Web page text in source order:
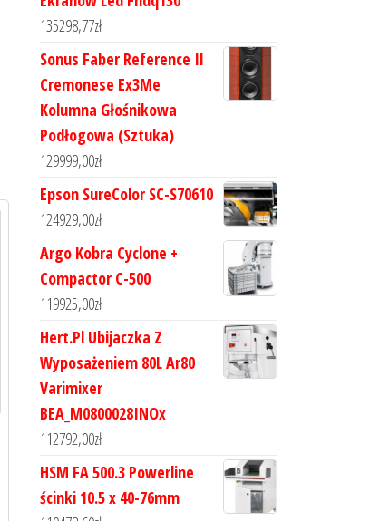
135298,77zł
Sonus Faber Reference Il
Cremonese Ex3Me
Kolumna Głośnikowa
Podłogowa (Sztuka)
129999,00zł
Epson SureColor SC-S70610
124929,00zł
Argo Kobra Cyclone +
Compactor C-500
119925,00zł
Hert.Pl Ubijaczka Z
Wyposażeniem 80L Ar80
Varimixer
BEA_M0800028INOx
112792,00zł
HSM FA 500.3 Powerline
ścinki 10.5 x 40-76mm